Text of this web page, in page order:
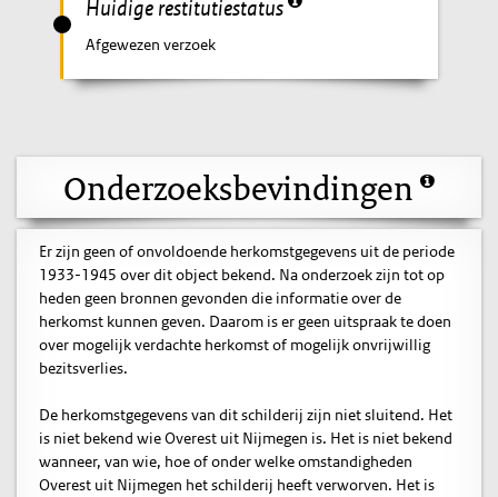
Huidige restitutiestatus
Afgewezen verzoek
Onderzoeksbevindingen
Er zijn geen of onvoldoende herkomstgegevens uit de periode
1933-1945 over dit object bekend. Na onderzoek zijn tot op
heden geen bronnen gevonden die informatie over de
herkomst kunnen geven. Daarom is er geen uitspraak te doen
over mogelijk verdachte herkomst of mogelijk onvrijwillig
bezitsverlies.
De herkomstgegevens van dit schilderij zijn niet sluitend. Het
is niet bekend wie Overest uit Nijmegen is. Het is niet bekend
wanneer, van wie, hoe of onder welke omstandigheden
Overest uit Nijmegen het schilderij heeft verworven. Het is